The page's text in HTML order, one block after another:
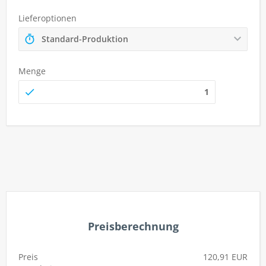
Lieferoptionen
Standard-Produktion
Menge
Preisberechnung
Preis
120,91 EUR